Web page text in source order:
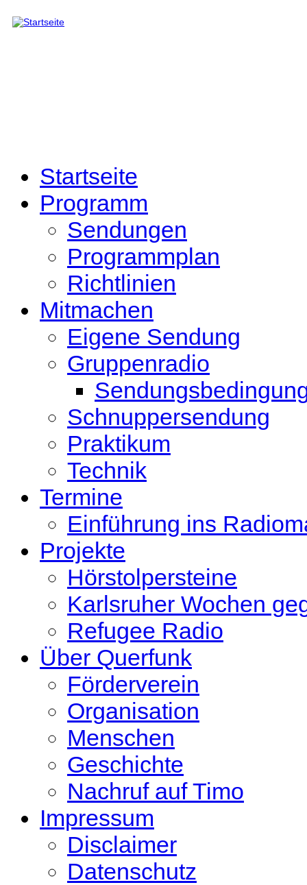
Direkt zum Inhalt
Startseite
Programm
Sendungen
Programmplan
Richtlinien
Mitmachen
Eigene Sendung
Gruppenradio
Schnuppersendung
Praktikum
Technik
Termine
Einführung ins
Projekte
Hörstolpersteine
Karlsruher Wochen
Refugee Radio
Über Querfunk
Förderverein
Organisation
Menschen
Geschichte
Nachruf auf Timo
Impressum
Disclaimer
Datenschutz